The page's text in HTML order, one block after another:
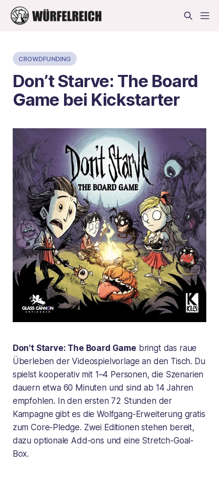
CROWDFUNDING
Don’t Starve: The Board
Game bei Kickstarter
Don't Starve: The Board Game bringt das raue
Überleben der Videospielvorlage an den Tisch. Du
spielst kooperativ mit 1–4 Personen, die Szenarien
dauern etwa 60 Minuten und sind ab 14 Jahren
empfohlen. In den ersten 72 Stunden der
Kampagne gibt es die Wolfgang-Erweiterung gratis
zum Core-Pledge. Zwei Editionen stehen bereit,
dazu optionale Add-ons und eine Stretch-Goal-
Box.